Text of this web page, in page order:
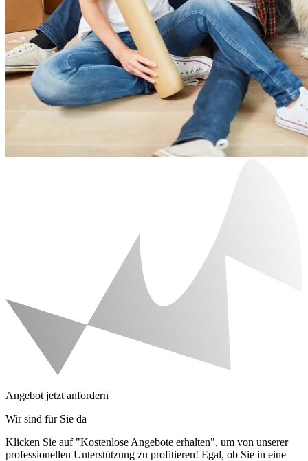
Angebot jetzt anfordern
Wir sind für Sie da
Klicken Sie auf "Kostenlose Angebote erhalten", um von unserer
professionellen Unterstützung zu profitieren! Egal, ob Sie in eine